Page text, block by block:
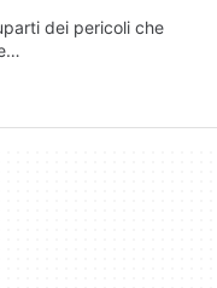
dei pericoli che